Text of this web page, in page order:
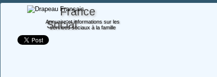
France
Social
Annuaire et informations sur les
services sociaux à la famille